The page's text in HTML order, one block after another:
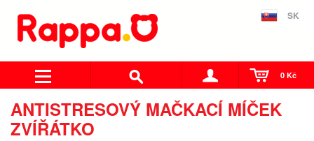
SK
0 Kč
ANTISTRESOVÝ MAČKACÍ MÍČEK
ZVÍŘÁTKO